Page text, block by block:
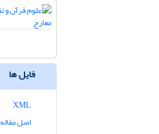
فایل ها
اصل مقاله